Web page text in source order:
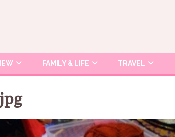
FAMILY & LIFE TRAVEL